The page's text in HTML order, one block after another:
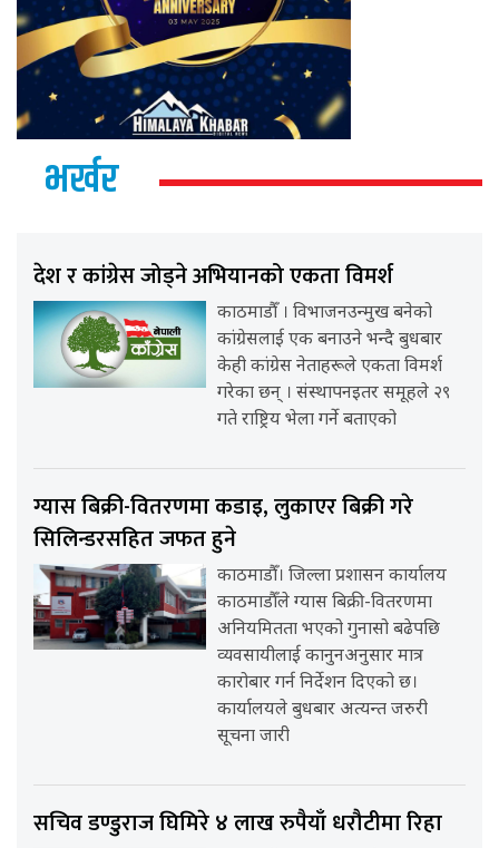
भर्खर
देश र कांग्रेस जोड्ने अभियानको एकता विमर्श
काठमाडौँ । विभाजनउन्मुख बनेको
कांग्रेसलाई एक बनाउने भन्दै बुधबार
केही कांग्रेस नेताहरूले एकता विमर्श
गरेका छन् । संस्थापनइतर समूहले २९
गते राष्ट्रिय भेला गर्ने बताएको
ग्यास बिक्री-वितरणमा कडाइ, लुकाएर बिक्री गरे
सिलिन्डरसहित जफत हुने
काठमाडौँ। जिल्ला प्रशासन कार्यालय
काठमाडौँले ग्यास बिक्री-वितरणमा
अनियमितता भएको गुनासो बढेपछि
व्यवसायीलाई कानुनअनुसार मात्र
कारोबार गर्न निर्देशन दिएको छ।
कार्यालयले बुधबार अत्यन्त जरुरी
सूचना जारी
सचिव डण्डुराज घिमिरे ४ लाख रुपैयाँ धरौटीमा रिहा